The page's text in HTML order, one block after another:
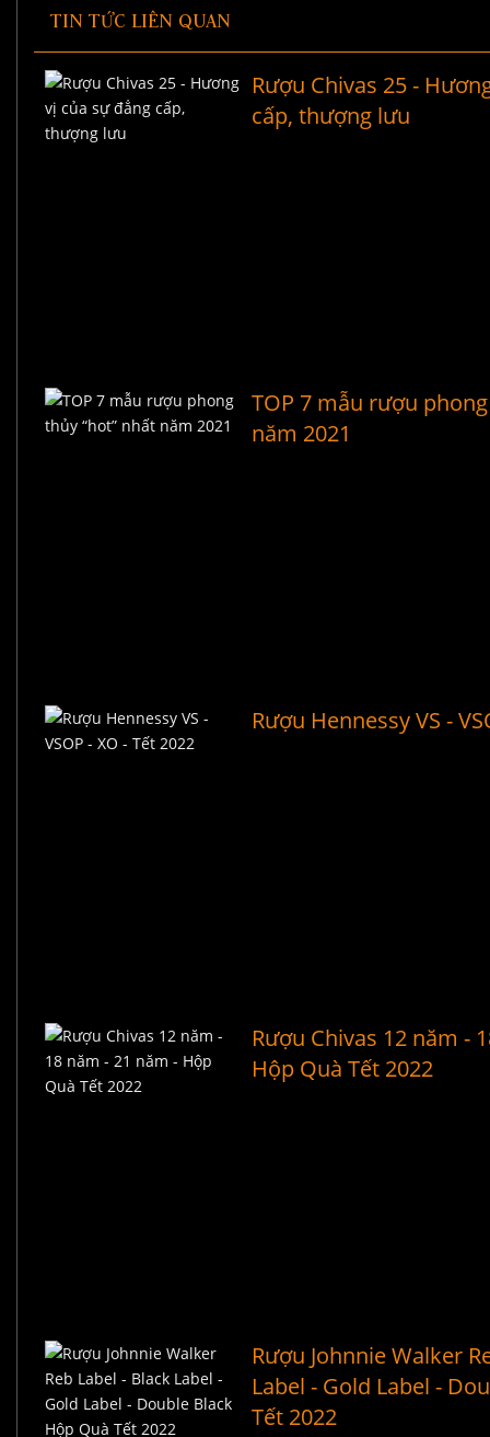
TIN TỨC LIÊN QUAN
Rượu Chivas 25 -
cấp, thượng lưu
TOP 7 mẫu rượu
năm 2021
Rượu Hennessy VS -
Rượu Chivas 12 năm -
Hộp Quà Tết 2022
Rượu Johnnie Walker
Label - Gold Label -
Tết 2022